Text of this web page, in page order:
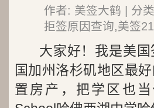
作者: 美签大鹤 | 分
拒签原因查询,美签
大家好！我是美
国加州洛杉矶地区最
置房产，把学区也